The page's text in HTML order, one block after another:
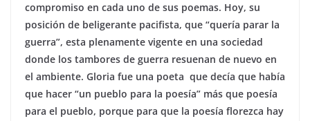
compromiso en cada uno de sus poemas. Hoy, su
posición de beligerante pacifista, que “quería parar la
guerra”, esta plenamente vigente en una sociedad
donde los tambores de guerra resuenan de nuevo en
el ambiente. Gloria fue una poeta que decía que había
que hacer “un pueblo para la poesía” más que poesía
para el pueblo, porque para que la poesía florezca hay